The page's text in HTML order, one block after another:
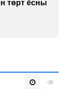
төрт ёсны